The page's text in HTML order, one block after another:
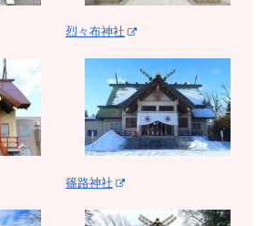
烈々布神社
篠路神社